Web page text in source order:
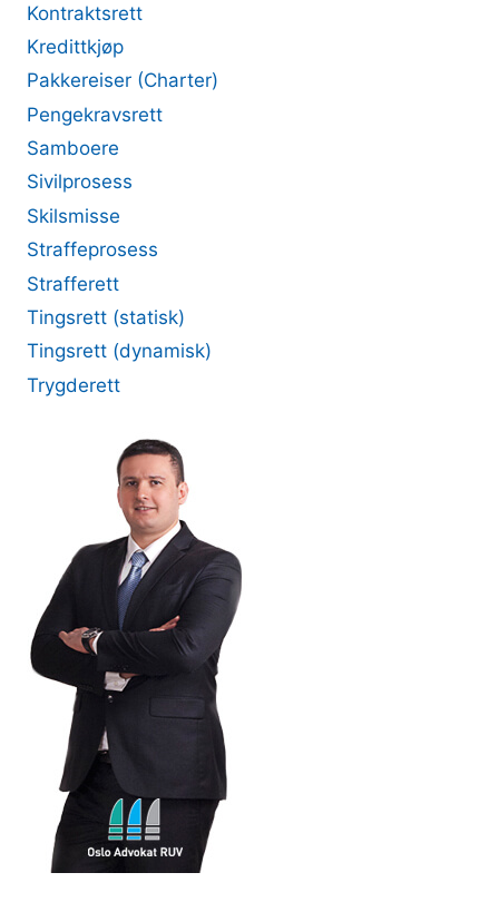
Kontraktsrett
Kredittkjøp
Pakkereiser (Charter)
Pengekravsrett
Samboere
Sivilprosess
Skilsmisse
Straffeprosess
Strafferett
Tingsrett (statisk)
Tingsrett (dynamisk)
Trygderett